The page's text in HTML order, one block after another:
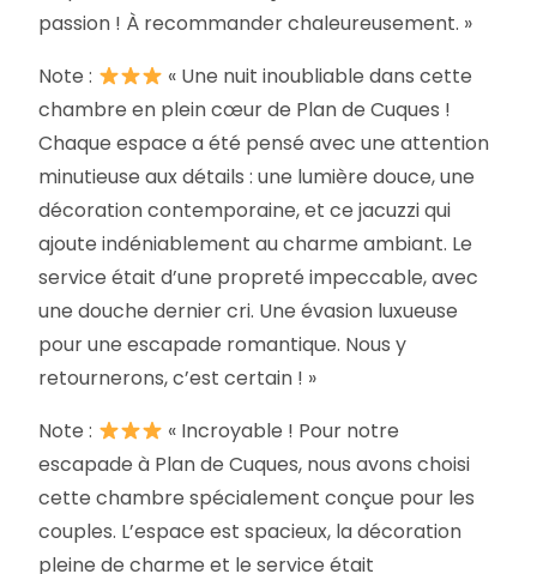
passion ! À recommander chaleureusement. »
Note :
« Une nuit inoubliable dans cette
chambre en plein cœur de Plan de Cuques !
Chaque espace a été pensé avec une attention
minutieuse aux détails : une lumière douce, une
décoration contemporaine, et ce jacuzzi qui
ajoute indéniablement au charme ambiant. Le
service était d’une propreté impeccable, avec
une douche dernier cri. Une évasion luxueuse
pour une escapade romantique. Nous y
retournerons, c’est certain ! »
Note :
« Incroyable ! Pour notre
escapade à Plan de Cuques, nous avons choisi
cette chambre spécialement conçue pour les
couples. L’espace est spacieux, la décoration
pleine de charme et le service était